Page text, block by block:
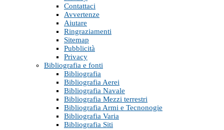
Contattaci
Avvertenze
Aiutare
Ringraziamenti
Sitemap
Pubblicità
Privacy
Bibliografia e fonti
Bibliografia
Bibliografia Aerei
Bibliografia Navale
Bibliografia Mezzi terrestri
Bibliografia Armi e Tecnonogie
Bibliografia Varia
Bibliografia Siti